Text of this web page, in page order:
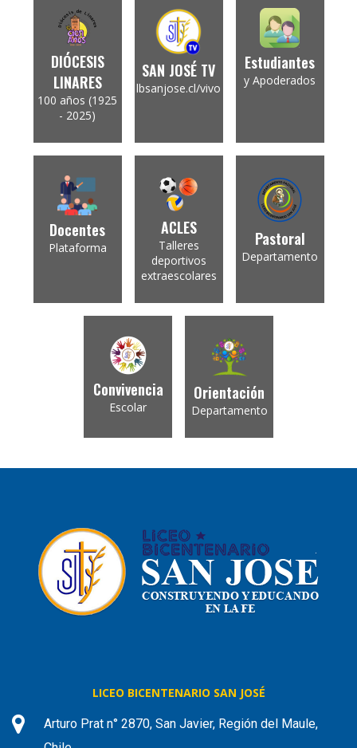
DIÓCESIS
LINARES
100 años (1925
- 2025)
SAN JOSÉ TV
lbsanjose.cl/vivo
Estudiantes
y Apoderados
Docentes
Plataforma
ACLES
Talleres
deportivos
extraescolares
Pastoral
Departamento
Convivencia
Escolar
Orientación
Departamento
LICEO BICENTENARIO SAN JOSÉ
Arturo Prat n° 2870, San Javier, Región del Maule,